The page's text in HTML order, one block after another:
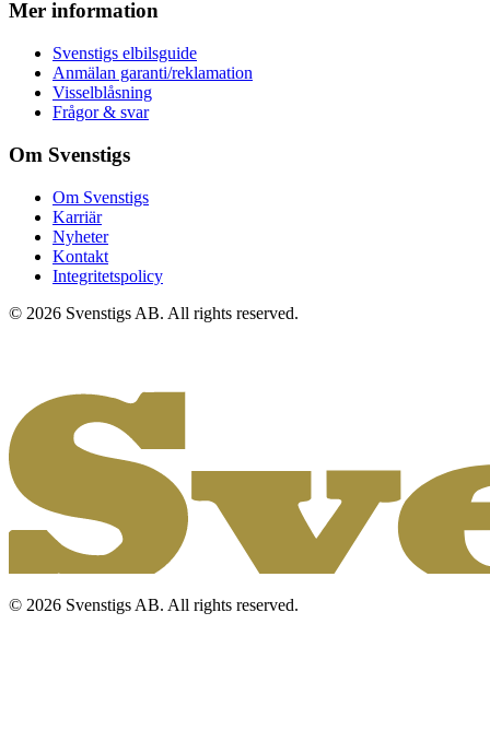
Mer information
Svenstigs elbilsguide
Anmälan garanti/reklamation
Visselblåsning
Frågor & svar
Om Svenstigs
Om Svenstigs
Karriär
Nyheter
Kontakt
Integritetspolicy
© 2026 Svenstigs AB. All rights reserved.
© 2026 Svenstigs AB. All rights reserved.